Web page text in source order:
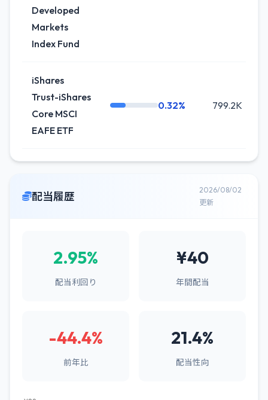
Developed
Markets
Index Fund
iShares
Trust-iShares
Core MSCI
EAFE ETF
0.32% 799.2K
配当履歴
2026/08/02
更新
2.95%
配当利回り
¥40
年間配当
-44.4%
前年比
21.4%
配当性向